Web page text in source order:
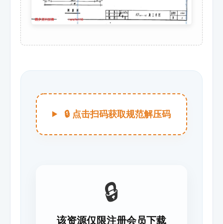
🔒 点击扫码获取规范解压码
🔒
该资源仅限注册会员下载